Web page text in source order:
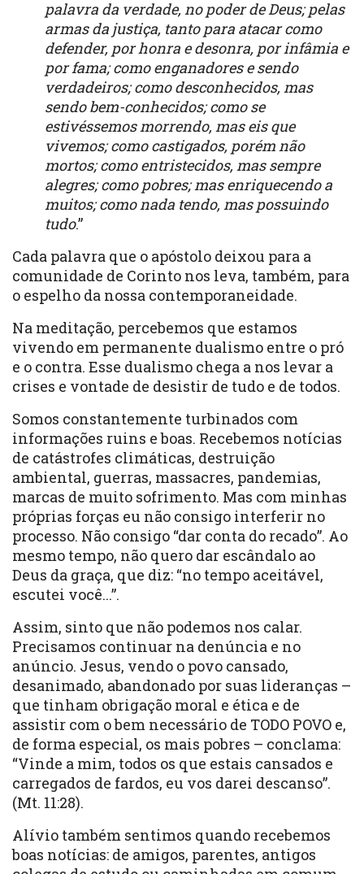
palavra da verdade, no poder de Deus; pelas
armas da justiça, tanto para atacar como
defender, por honra e desonra, por infâmia e
por fama; como enganadores e sendo
verdadeiros; como desconhecidos, mas
sendo bem-conhecidos; como se
estivéssemos morrendo, mas eis que
vivemos; como castigados, porém não
mortos; como entristecidos, mas sempre
alegres; como pobres; mas enriquecendo a
muitos; como nada tendo, mas possuindo
tudo.”
Cada palavra que o apóstolo deixou para a
comunidade de Corinto nos leva, também, para
o espelho da nossa contemporaneidade.
Na meditação, percebemos que estamos
vivendo em permanente dualismo entre o pró
e o contra. Esse dualismo chega a nos levar a
crises e vontade de desistir de tudo e de todos.
Somos constantemente turbinados com
informações ruins e boas. Recebemos notícias
de catástrofes climáticas, destruição
ambiental, guerras, massacres, pandemias,
marcas de muito sofrimento. Mas com minhas
próprias forças eu não consigo interferir no
processo. Não consigo “dar conta do recado”. Ao
mesmo tempo, não quero dar escândalo ao
Deus da graça, que diz: “no tempo aceitável,
escutei você...”.
Assim, sinto que não podemos nos calar.
Precisamos continuar na denúncia e no
anúncio. Jesus, vendo o povo cansado,
desanimado, abandonado por suas lideranças –
que tinham obrigação moral e ética e de
assistir com o bem necessário de TODO POVO e,
de forma especial, os mais pobres – conclama:
“Vinde a mim, todos os que estais cansados e
carregados de fardos, eu vos darei descanso”.
(Mt. 11:28).
Alívio também sentimos quando recebemos
boas notícias: de amigos, parentes, antigos